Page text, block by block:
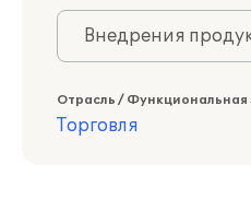
Внедрения
Отрасль / Функциональная
Торговля